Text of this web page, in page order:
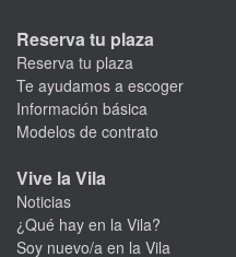
Reserva tu plaza
Reserva tu plaza
Te ayudamos a escoger
Información básica
Modelos de contrato
Vive la Vila
Noticias
¿Qué hay en la Vila?
Soy nuevo/a en la Vila